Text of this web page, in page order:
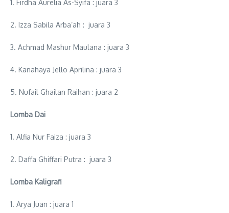
1. Firdha Aurelia As-Syifa : juara 3
2. Izza Sabila Arba’ah : juara 3
3. Achmad Mashur Maulana : juara 3
4. Kanahaya Jello Aprilina : juara 3
5. Nufail Ghailan Raihan : juara 2
Lomba Dai
1. Alfia Nur Faiza : juara 3
2. Daffa Ghiffari Putra : juara 3
Lomba Kaligrafi
1. Arya Juan : juara 1